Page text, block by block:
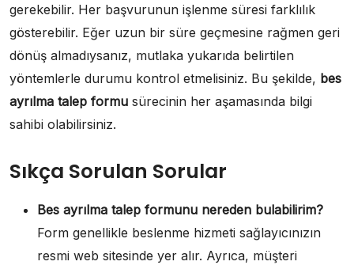
gerekebilir. Her başvurunun işlenme süresi farklılık
gösterebilir. Eğer uzun bir süre geçmesine rağmen geri
dönüş almadıysanız, mutlaka yukarıda belirtilen
yöntemlerle durumu kontrol etmelisiniz. Bu şekilde, bes
ayrılma talep formu sürecinin her aşamasında bilgi
sahibi olabilirsiniz.
Sıkça Sorulan Sorular
Bes ayrılma talep formunu nereden bulabilirim?
Form genellikle beslenme hizmeti sağlayıcınızın
resmi web sitesinde yer alır. Ayrıca, müşteri